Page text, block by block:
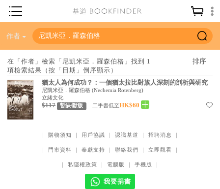
神學／教義
聖經
信仰入門
教會歷史
教會事工
作者
在「作者」檢索「尼凱米亞．羅森伯格」找到 1
項檢索結果（按「日期」倒序顯示）
猶太人為何成功？：一個猶太拉比對族人深刻的剖析與研究
尼凱米亞．羅森伯格 (Nechemia Rotenberg)
立緒文化
$117 暫缺/斷版 二手書低至HK$60
｜ 購物須知 ｜ 用戶協議 ｜ 認識基道 ｜ 招聘消息 ｜
｜ 門市資料 ｜ 奉獻支持 ｜ 聯絡我們 ｜ 立即觀看 ｜
｜ 私隱權政策 ｜ 電腦版 ｜ 手機版 ｜
我要捐書